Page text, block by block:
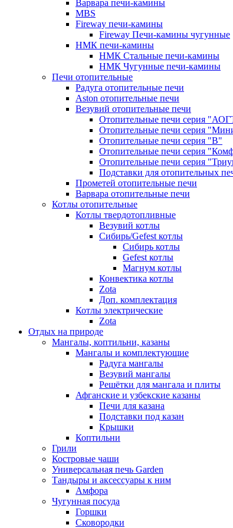
Варвара печи-камины
MBS
Fireway печи-камины
Fireway Печи-камины чугунные
НМК печи-камины
НМК Стальные печи-камины
НМК Чугунные печи-камины
Печи отопительные
Радуга отопительные печи
Aston отопительные печи
Везувий отопительные печи
Отопительные печи серия
Отопительные печи серия
Отопительные печи серия "В"
Отопительные печи серия
Отопительные печи серия
Подставки для отопительных
Прометей отопительные печи
Варвара отопительные печи
Котлы отопительные
Котлы твердотопливные
Везувий котлы
Сибирь/Gefest котлы
Сибирь котлы
Gefest котлы
Магнум котлы
Конвектика котлы
Zota
Доп. комплектация
Котлы электрические
Zota
Отдых на природе
Мангалы, коптильни, казаны
Мангалы и комплектующие
Радуга мангалы
Везувий мангалы
Решётки для мангала и плиты
Афганские и узбекские казаны
Печи для казана
Подставки под казан
Крышки
Коптильни
Грили
Костровые чаши
Универсальная печь Garden
Тандыры и аксессуары к ним
Амфора
Чугунная посуда
Горшки
Сковородки